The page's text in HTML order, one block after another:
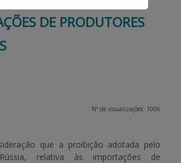
DE PRODUTORES
Nº de visualizações: 1006
que a proibição adotada pelo
relativa às importações de